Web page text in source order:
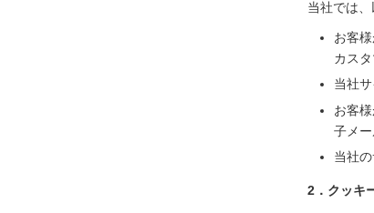
当社では
お客
カス
当社
お客
子メ
当社
2．クッキ